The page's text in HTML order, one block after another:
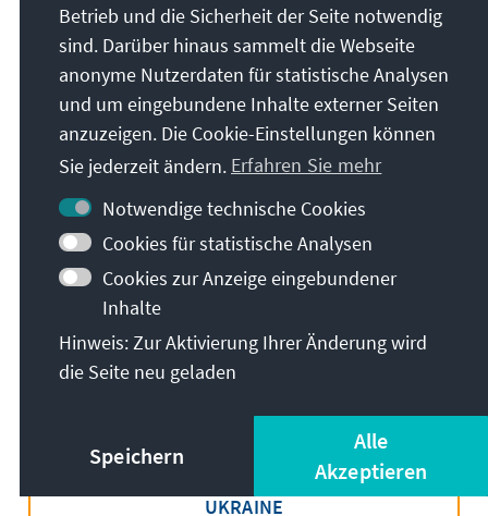
Jetzt lesen
Themen
DEMOKRATIE BRAUCHT MITWIRKUNG
RUSSISCHER ANGRIFFSKRIEG AUF DIE
UKRAINE
Betrieb und die Sicherheit der Seite notwendig
sind. Darüber hinaus sammelt die Webseite
anonyme Nutzerdaten für statistische Analysen
und um eingebundene Inhalte externer Seiten
anzuzeigen. Die Cookie-Einstellungen können
Sie jederzeit ändern. Erfahren Sie mehr
Notwendige technische Cookies
Cookies für statistische Analysen
Cookies zur Anzeige eingebundener
Inhalte
Hinweis: Zur Aktivierung Ihrer Änderung wird
die Seite neu geladen
Speichern
Alle
Akzeptieren